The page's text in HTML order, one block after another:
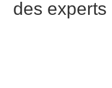
des experts